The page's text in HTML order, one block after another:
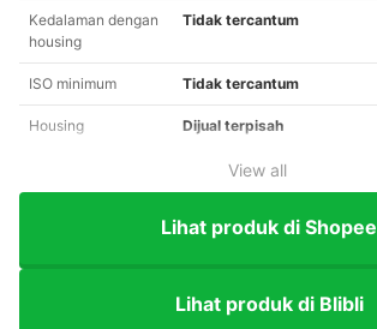
Kedalaman dengan
housing
Tidak tercantum
ISO minimum Tidak tercantum
Housing Dijual terpisah
View all
Lihat produk di Shopee
Lihat produk di Blibli